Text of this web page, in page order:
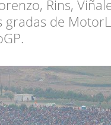
Rins,
de